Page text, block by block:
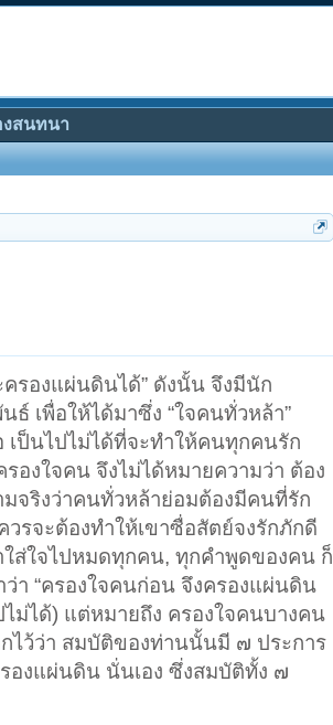
รองแผ่นดินได้” ดังนั้น จึงมีนัก
เพื่อให้ได้มาซึ่ง “ใจคนทั่วหล้า”
ป็นไปไม่ได้ที่จะทำให้คนทุกคนรัก
องใจคน จึงไม่ได้หมายความว่า ต้อง
จริงว่าคนทั่วหล้าย่อมต้องมีคนที่รัก
วรจะต้องทำให้เขาซื่อสัตย์จงรักภักดี
ใส่ใจไปหมดทุกคน, ทุกคำพูดของคน ก็
า “ครองใจคนก่อน จึงครองแผ่นดิน
ม่ได้) แต่หมายถึง ครองใจคนบางคน
ไว้ว่า สมบัติของท่านนั้นมี ๗ ประการ
รองแผ่นดิน นั่นเอง ซึ่งสมบัติทั้ง ๗
สนทนา